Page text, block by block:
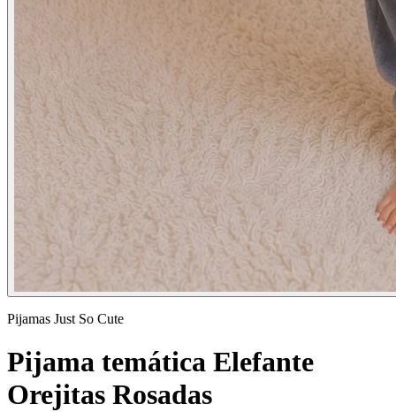
Pijamas Just So Cute
Pijama temática Elefante
Orejitas Rosadas